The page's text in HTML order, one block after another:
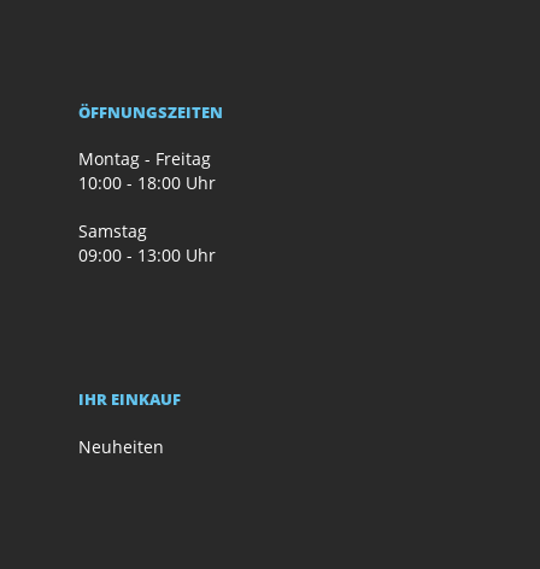
ÖFFNUNGSZEITEN
Montag - Freitag
10:00 - 18:00 Uhr
Samstag
09:00 - 13:00 Uhr
IHR EINKAUF
Neuheiten